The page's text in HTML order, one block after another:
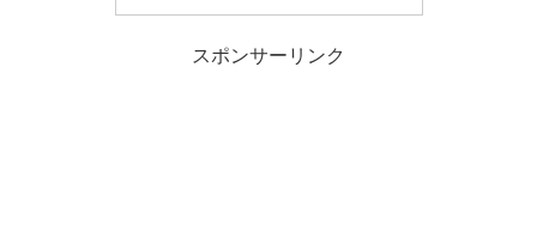
スポンサーリンク